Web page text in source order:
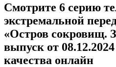
Смотрите 6 серию
экстремальной
«Остров сокровищ.
выпуск от
качества онлайн